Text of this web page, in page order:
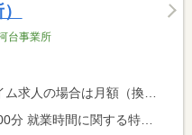
台事業所
、パート求人の場合は時間額を表示しています。